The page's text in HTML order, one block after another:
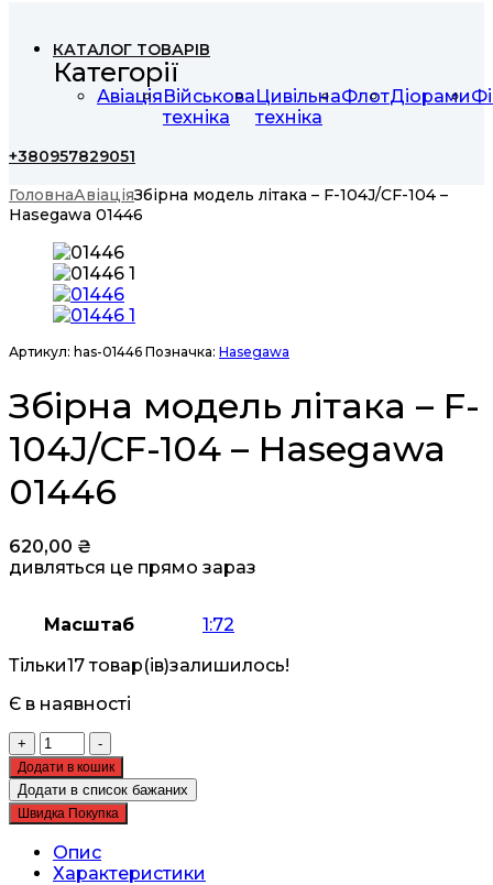
КАТАЛОГ ТОВАРІВ
Категорії
АвіаціяВійськова
техніка
Цивільна
техніка
ФлотДіорами
+380957829051
ГоловнаАвіаціяЗбірна модель літака – F-104J/CF-104 –
Hasegawa 01446
Артикул: has-01446 Позначка: Hasegawa
Збірна модель літака – F-
104J/CF-104 – Hasegawa
01446
620,00 ₴
дивляться це прямо зараз
Масштаб
1:72
Тільки17 товар(ів)залишилось!
Є в наявності
+
Збірна
модель
літака
-
F-
104J/CF-
104
-
Додати в кошик
Додати в список бажаних
Швидка Покупка
Опис
Характеристики